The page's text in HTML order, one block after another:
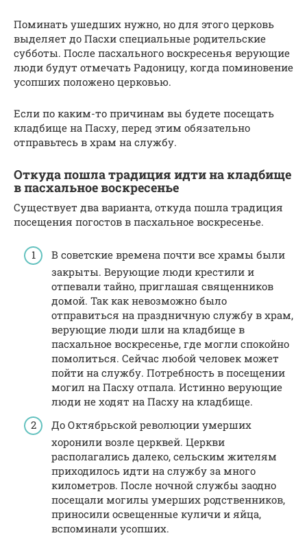
Поминать ушедших нужно, но для этого церковь
выделяет до Пасхи специальные родительские
субботы. После пасхального воскресенья верующие
люди будут отмечать Радоницу, когда поминовение
усопших положено церковью.
Если по каким-то причинам вы будете посещать
кладбище на Пасху, перед этим обязательно
отправьтесь в храм на службу.
Откуда пошла традиция идти на кладбище
в пасхальное воскресенье
Существует два варианта, откуда пошла традиция
посещения погостов в пасхальное воскресенье.
В советские времена почти все храмы были
закрыты. Верующие люди крестили и
отпевали тайно, приглашая священников
домой. Так как невозможно было
отправиться на праздничную службу в храм,
верующие люди шли на кладбище в
пасхальное воскресенье, где могли спокойно
помолиться. Сейчас любой человек может
пойти на службу. Потребность в посещении
могил на Пасху отпала. Истинно верующие
люди не ходят на Пасху на кладбище.
До Октябрьской революции умерших
хоронили возле церквей. Церкви
располагались далеко, сельским жителям
приходилось идти на службу за много
километров. После ночной службы заодно
посещали могилы умерших родственников,
приносили освещенные куличи и яйца,
вспоминали усопших.